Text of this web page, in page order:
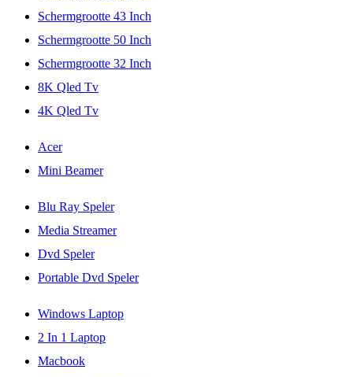
Schermgrootte 43 Inch
Schermgrootte 50 Inch
Schermgrootte 32 Inch
8K Qled Tv
4K Qled Tv
Acer
Mini Beamer
Blu Ray Speler
Media Streamer
Dvd Speler
Portable Dvd Speler
Windows Laptop
2 In 1 Laptop
Macbook